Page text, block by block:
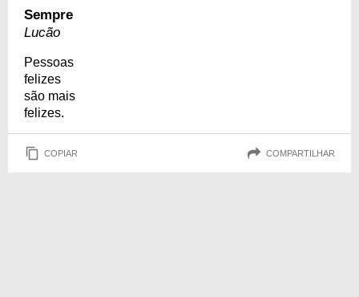
Sempre
Lucão
Pessoas
felizes
são mais
felizes.
COPIAR COMPARTILHAR